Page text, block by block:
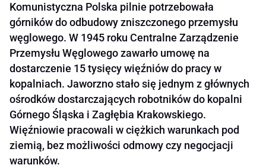
Komunistyczna Polska pilnie potrzebowała
górników do odbudowy zniszczonego przemysłu
węglowego. W 1945 roku Centralne Zarządzenie
Przemysłu Węglowego zawarło umowę na
dostarczenie 15 tysięcy więźniów do pracy w
kopalniach. Jaworzno stało się jednym z głównych
ośrodków dostarczających robotników do kopalni
Górnego Śląska i Zagłębia Krakowskiego.
Więźniowie pracowali w ciężkich warunkach pod
ziemią, bez możliwości odmowy czy negocjacji
warunków.